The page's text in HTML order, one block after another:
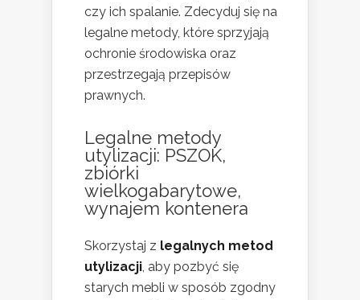
czy ich spalanie. Zdecyduj się na
legalne metody, które sprzyjają
ochronie środowiska oraz
przestrzegają przepisów
prawnych.
Legalne metody
utylizacji: PSZOK,
zbiórki
wielkogabarytowe,
wynajem kontenera
Skorzystaj z legalnych metod
utylizacji, aby pozbyć się
starych mebli w sposób zgodny